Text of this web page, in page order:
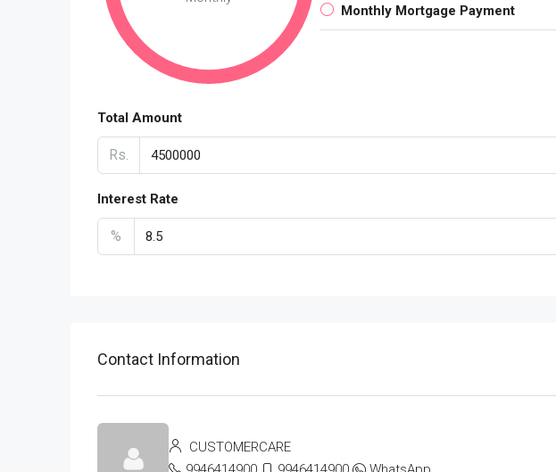
Monthly Mortgage Payment
Total Amount
Rs.
Interest Rate
%
Contact Information
CUSTOMERCARE